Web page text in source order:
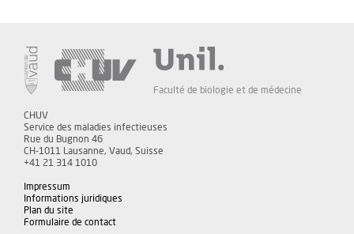
Faculté de biologie et de médecine
CHUV
Service des maladies infectieuses
Rue du Bugnon 46
CH-1011 Lausanne, Vaud, Suisse
+41 21 314 1010
Impressum
Informations juridiques
Plan du site
Formulaire de contact